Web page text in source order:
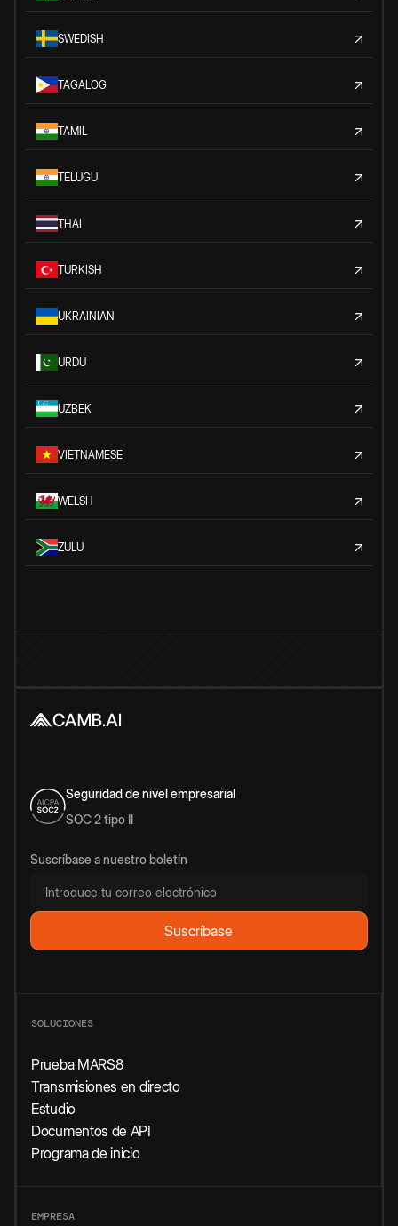
SWEDISH
TAGALOG
TAMIL
TELUGU
THAI
TURKISH
UKRAINIAN
URDU
UZBEK
VIETNAMESE
WELSH
ZULU
Seguridad de nivel empresarial
SOC 2 tipo II
Suscríbase a nuestro boletín
SOLUCIONES
Prueba MARS8
Transmisiones en directo
Estudio
Documentos de API
Programa de inicio
EMPRESA